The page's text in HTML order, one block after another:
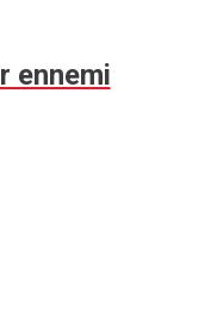
ennemi